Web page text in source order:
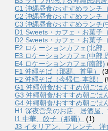
C1 沖縄昼食/おすすめランチ（
C2 沖縄昼食/おすすめランチ（
C3 沖縄昼食/おすすめランチ(
D1 Sweets・カフェ・お菓子（
D2 Sweets・カフェ・お菓子
E2 ロケーションカフェ(北部
E3 ロケーションカフェ(中部
E4 ロケーションカフェ(南部)
F1 沖縄そば（那覇、首里）
F2 沖縄そば（今帰仁-本部）
G1 沖縄朝食/おすすめ朝ごは
G3 沖縄朝食/おすすめ朝ごは
G4 沖縄朝食/おすすめ朝ごは
H1 深夜営業のお店、居酒屋、
I1 中華、餃子（那覇）
(1)
J3 イタリアン、フレンチ、